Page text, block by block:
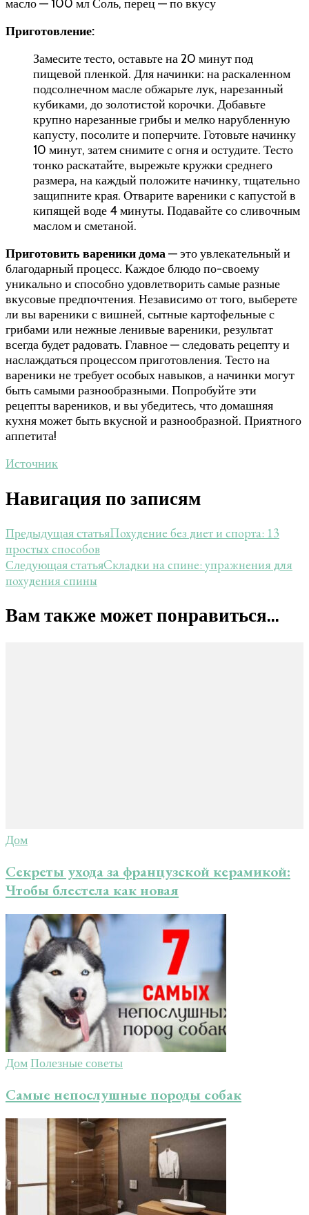
масло — 100 мл Соль, перец — по вкусу
Приготовление:
Замесите тесто, оставьте на 20 минут под
пищевой пленкой. Для начинки: на раскаленном
подсолнечном масле обжарьте лук, нарезанный
кубиками, до золотистой корочки. Добавьте
крупно нарезанные грибы и мелко нарубленную
капусту, посолите и поперчите. Готовьте начинку
10 минут, затем снимите с огня и остудите. Тесто
тонко раскатайте, вырежьте кружки среднего
размера, на каждый положите начинку, тщательно
защипните края. Отварите вареники с капустой в
кипящей воде 4 минуты. Подавайте со сливочным
маслом и сметаной.
Приготовить вареники дома— это увлекательный и
благодарный процесс. Каждое блюдо по-своему
уникально и способно удовлетворить самые разные
вкусовые предпочтения. Независимо от того, выберете
ли вы вареники с вишней, сытные картофельные с
грибами или нежные ленивые вареники, результат
всегда будет радовать. Главное — следовать рецепту и
наслаждаться процессом приготовления. Тесто на
вареники не требует особых навыков, а начинки могут
быть самыми разнообразными. Попробуйте эти
рецепты вареников, и вы убедитесь, что домашняя
кухня может быть вкусной и разнообразной. Приятного
аппетита!
Источник
Навигация по записям
Предыдущая статьяПохудение без диет и спорта: 13
простых способов
Следующая статьяСкладки на спине: упражнения для
похудения спины
Вам также может понравиться...
Дом
Секреты ухода за французской керамикой:
Чтобы блестела как новая
ДомПолезные советы
Самые непослушные породы собак